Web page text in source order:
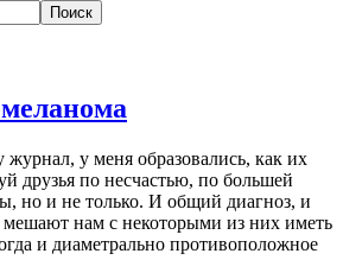
Поиск
журнал, у меня образовались, как их
друзья по несчастью, по большей
но и не только. И общий диагноз, и
нам с некоторыми из них иметь
и диаметрально противоположное